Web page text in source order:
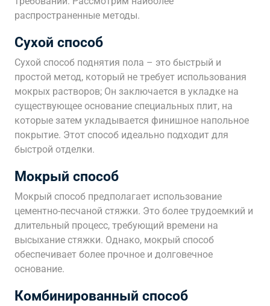
распространенные методы.
Сухой способ
Сухой способ поднятия пола – это быстрый и
простой метод, который не требует использования
мокрых растворов; Он заключается в укладке на
существующее основание специальных плит, на
которые затем укладывается финишное напольное
покрытие. Этот способ идеально подходит для
быстрой отделки.
Мокрый способ
Мокрый способ предполагает использование
цементно-песчаной стяжки. Это более трудоемкий и
длительный процесс, требующий времени на
высыхание стяжки. Однако, мокрый способ
обеспечивает более прочное и долговечное
основание.
Комбинированный способ